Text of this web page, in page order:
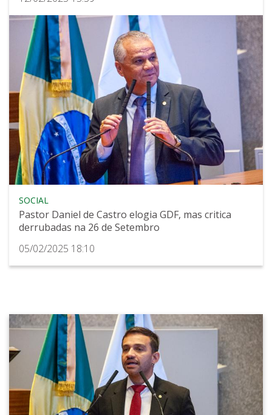
SOCIAL
Pastor Daniel de Castro elogia GDF, mas critica
derrubadas na 26 de Setembro
05/02/2025 18:10